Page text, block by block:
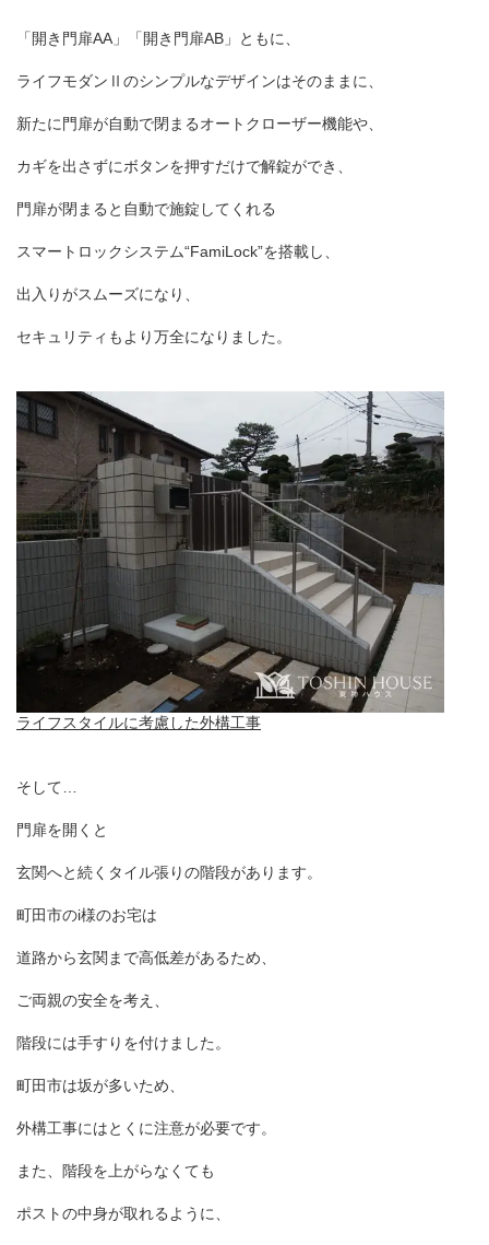
「開き門扉AA 」「開き門扉AB 」ともに、
ライフモダンⅡのシンプルなデザインはそのままに、
新たに門扉が自動で閉まるオートクローザー機能や、
カギを出さずにボタンを押すだけで解錠ができ、
門扉が閉まると自動で施錠してくれる
スマートロックシステム“FamiLock”を搭載し、
出入りがスムーズになり、
セキュリティもより万全になりました。
ライフスタイルに考慮した外構工事
そして…
門扉を開くと
玄関へと続くタイル張りの階段があります。
町田市のi様のお宅は
道路から玄関まで高低差があるため、
ご両親の安全を考え、
階段には手すりを付けました。
町田市は坂が多いため、
外構工事にはとくに注意が必要です。
また、階段を上がらなくても
ポストの中身が取れるように、